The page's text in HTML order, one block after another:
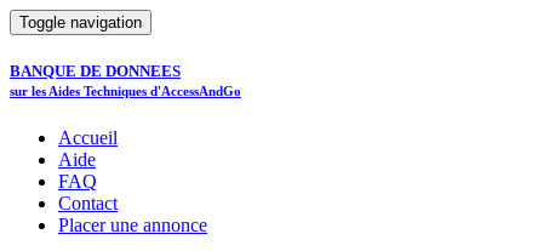
Toggle navigation
BANQUE DE DONNEES
sur les Aides Techniques d'AccessAndGo
Accueil
Aide
FAQ
Contact
Placer une annonce